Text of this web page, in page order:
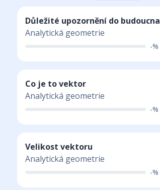
Důležité upozornění do budoucna
Analytická geometrie
-%
Co je to vektor
Analytická geometrie
-%
Velikost vektoru
Analytická geometrie
-%